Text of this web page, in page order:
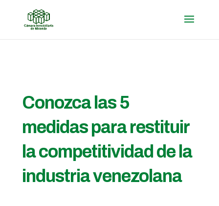
Conozca las 5
medidas para restituir
la competitividad de la
industria venezolana